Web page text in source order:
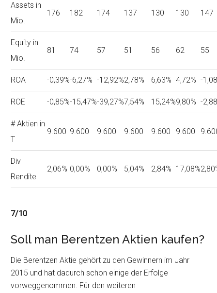
Assets in
Mio.
176 182 174 137 130 130 147
Equity in
Mio.
81 74 57 51 56 62 55
ROA -0,39%-6,27% -12,92%2,78% 6,63% 4,72% -
ROE -0,85%-15,47%-39,27%7,54% 15,24%9,80% -
# Aktien in
T
9.600 9.600 9.600 9.600 9.600 9.600
Div
Rendite
2,06% 0,00% 0,00% 5,04% 2,84% 17,08%
7/10
Soll man Berentzen Aktien kaufen?
Die Berentzen Aktie gehört zu den Gewinnern im Jahr
2015 und hat dadurch schon einige der Erfolge
vorweggenommen. Für den weiteren